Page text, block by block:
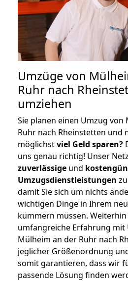
Umzüge von
Ruhr nach
umziehen
Sie planen einen Umzug von
Ruhr nach Rheinstetten und
möglichstviel Geld sparen?
uns genau richtig! Unser
zuverlässige und
Umzugsdienstleistungen
damit Sie sich um nichts
wichtigen Dinge in Ihrem
kümmern müssen.
umfangreiche Erfahrung mit
Mülheim an der Ruhr nach
jeglicher Größenordnung
somit garantieren, dass wir
passende Lösung finden